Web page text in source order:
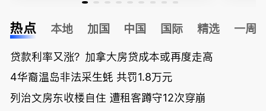
热点 本地 加国 中国 国际 精选 一周
贷款利率又涨？加拿大房贷成本或再度走高
4华裔温岛非法采生蚝 共罚1.8万元
列治文房东收楼自住 遭租客蹲守12次穿崩